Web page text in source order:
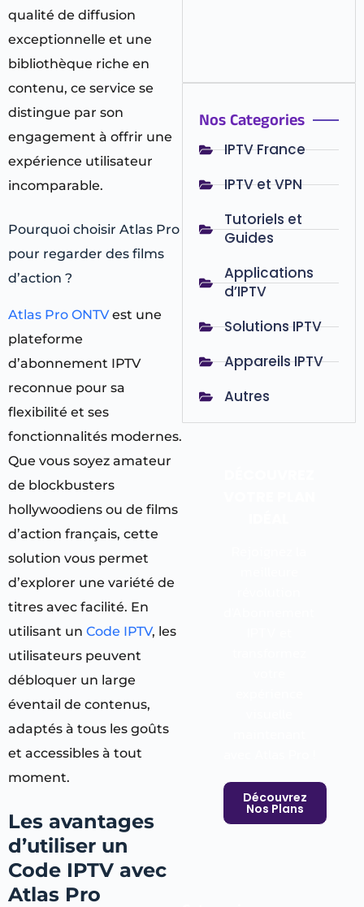
qualité de diffusion
exceptionnelle et une
bibliothèque riche en
contenu, ce service se
distingue par son
engagement à offrir une
expérience utilisateur
incomparable.
Pourquoi choisir Atlas Pro
pour regarder des films
d’action ?
Atlas Pro ONTVest une
plateforme
d’abonnement IPTV
reconnue pour sa
flexibilité et ses
fonctionnalités modernes.
Que vous soyez amateur
de blockbusters
hollywoodiens ou de films
d’action français, cette
solution vous permet
d’explorer une variété de
titres avec facilité. En
utilisant un Code IPTV, les
utilisateurs peuvent
débloquer un large
éventail de contenus,
adaptés à tous les goûts
et accessibles à tout
moment.
Les avantages
d’utiliser un
Code IPTV avec
Atlas Pro
Nos Categories
IPTV France
IPTV et VPN
Tutoriels et
Guides
Applications
d’IPTV
Solutions IPTV
Appareils IPTV
Autres
Découvrez
Nos Plans